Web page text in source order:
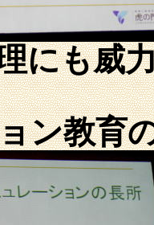
にも威
ン教育